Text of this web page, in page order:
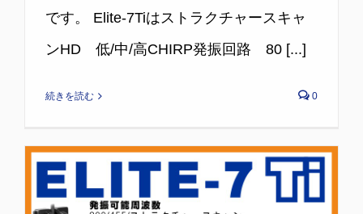
です。 Elite-7Tiはストラクチャースキャ
ンHD 低/中/高CHIRP発振回路 80 [...]
続きを読む 0